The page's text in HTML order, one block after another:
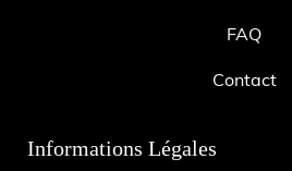
FAQ
Contact
Informations Légales